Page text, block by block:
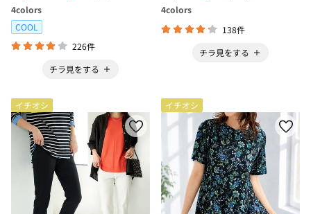
4colors
COOL
226件
チラ見をする
4colors
138件
チラ見をする
イチオシ イチオシ